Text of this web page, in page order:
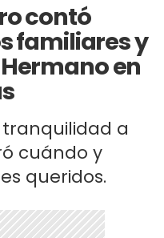
contó
familiares y
en
a
cuándo y
queridos.